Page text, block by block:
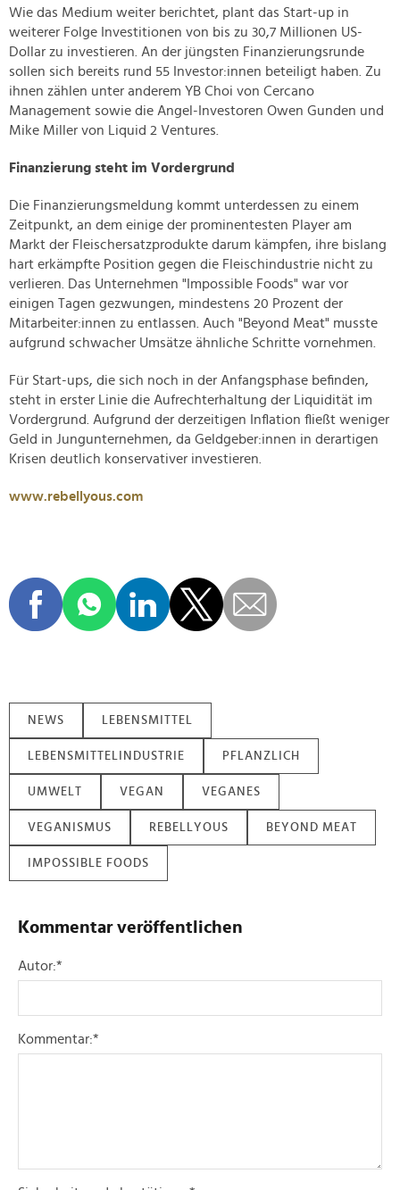
Wie das Medium weiter berichtet, plant das Start-up in
weiterer Folge Investitionen von bis zu 30,7 Millionen US-
Dollar zu investieren. An der jüngsten Finanzierungsrunde
sollen sich bereits rund 55 Investor:innen beteiligt haben. Zu
ihnen zählen unter anderem YB Choi von Cercano
Management sowie die Angel-Investoren Owen Gunden und
Mike Miller von Liquid 2 Ventures.
Finanzierung steht im Vordergrund
Die Finanzierungsmeldung kommt unterdessen zu einem
Zeitpunkt, an dem einige der prominentesten Player am
Markt der Fleischersatzprodukte darum kämpfen, ihre bislang
hart erkämpfte Position gegen die Fleischindustrie nicht zu
verlieren. Das Unternehmen "Impossible Foods" war vor
einigen Tagen gezwungen, mindestens 20 Prozent der
Mitarbeiter:innen zu entlassen. Auch "Beyond Meat" musste
aufgrund schwacher Umsätze ähnliche Schritte vornehmen.
Für Start-ups, die sich noch in der Anfangsphase befinden,
steht in erster Linie die Aufrechterhaltung der Liquidität im
Vordergrund. Aufgrund der derzeitigen Inflation fließt weniger
Geld in Jungunternehmen, da Geldgeber:innen in derartigen
Krisen deutlich konservativer investieren.
www.rebellyous.com
NEWS LEBENSMITTEL
LEBENSMITTELINDUSTRIE PFLANZLICH
UMWELT VEGAN VEGANES
VEGANISMUS REBELLYOUS BEYOND MEAT
IMPOSSIBLE FOODS
Kommentar veröffentlichen
Autor:*
Kommentar:*